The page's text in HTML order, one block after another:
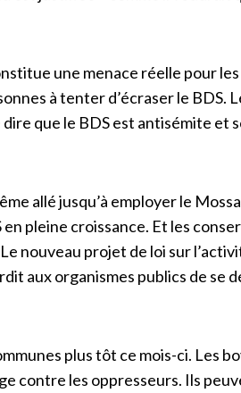
une menace réelle pour
à tenter d’écraser le BDS.
que le BDS est antisémite et
allé jusqu’à employer le
pleine croissance. Et les
nouveau projet de loi sur
aux organismes publics de se
plus tôt ce mois-ci. Les
contre les oppresseurs. Ils